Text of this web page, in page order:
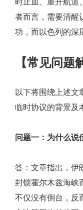
者而言，需要清醒
功，而以色列的深
【常见问题
以下将围绕上述文
临时协议的背景及
问题一：为什么说
答：文章指出，伊
封锁霍尔木兹海峡
不仅没有倒台，反